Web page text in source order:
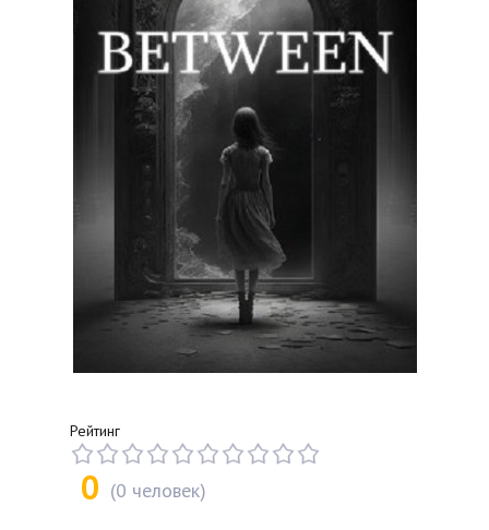
Рейтинг
0 (0 человек)